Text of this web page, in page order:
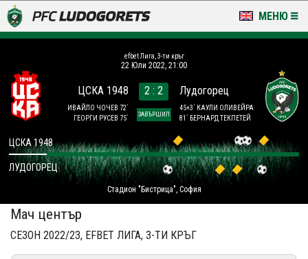
МЕНЮ
LUDOGORETS TV
НА ТЕРЕНА
СТАДИОН & БАЗИ
КЛУБ
ЗА ФЕНОВЕ
efbet Лига, 3-ти кръг
22 Юли 2022, 21:00
ЦСКА 1948
ИВАЙЛО ЧОЧЕВ 72´
ГЕОРГИ РУСЕВ 75´
2 : 2
ЗАВЪРШИЛ
Лудогорец
45+3´ КАУЛИ ОЛИВЕЙРА
81´ БЕРНАРД ТЕКПЕТЕЙ
Стадион "Бистрица", София
ЦСКА 1948
ЛУДОГОРЕЦ
Мач център
СЕЗОН 2022/23, EFBET ЛИГА, 3-ТИ КРЪГ